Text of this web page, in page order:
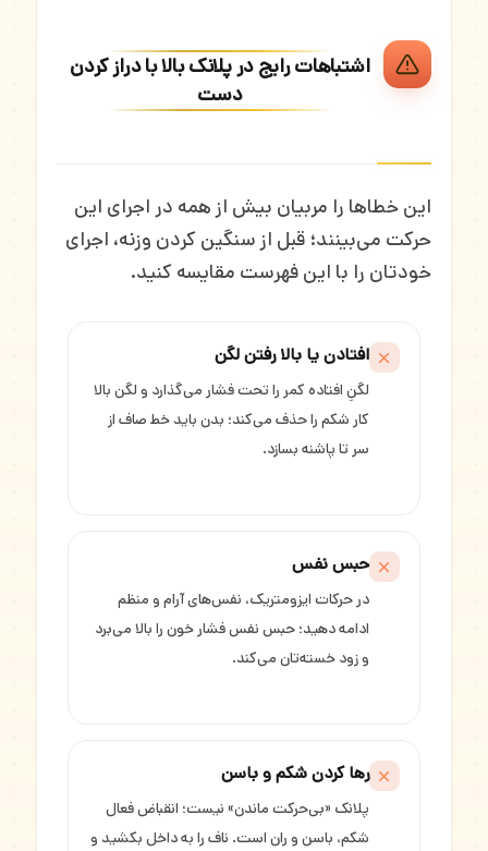
اشتباهات رایج در پلانک بالا با دراز کردن
دست
این خطاها را مربیان بیش از همه در اجرای این
حرکت می‌بینند؛ قبل از سنگین کردن وزنه، اجرای
خودتان را با این فهرست مقایسه کنید.
افتادن یا بالا رفتن لگن
لگنِ افتاده کمر را تحت فشار می‌گذارد و لگن بالا
کار شکم را حذف می‌کند؛ بدن باید خط صاف از
سر تا پاشنه بسازد.
حبس نفس
در حرکات ایزومتریک، نفس‌های آرام و منظم
ادامه دهید؛ حبس نفس فشار خون را بالا می‌برد
و زود خسته‌تان می‌کند.
رها کردن شکم و باسن
پلانک «بی‌حرکت ماندن» نیست؛ انقباض فعال
شکم، باسن و ران است. ناف را به داخل بکشید و